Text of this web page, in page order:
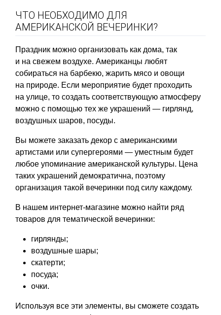
ЧТО НЕОБХОДИМО ДЛЯ
АМЕРИКАНСКОЙ ВЕЧЕРИНКИ?
Праздник можно организовать как дома, так
и на свежем воздухе. Американцы любят
собираться на барбекю, жарить мясо и овощи
на природе. Если мероприятие будет проходить
на улице, то создать соответствующую атмосферу
можно с помощью тех же украшений — гирлянд,
воздушных шаров, посуды.
Вы можете заказать декор с американскими
артистами или супергероями — уместным будет
любое упоминание американской культуры. Цена
таких украшений демократична, поэтому
организация такой вечеринки под силу каждому.
В нашем интернет-магазине можно найти ряд
товаров для тематической вечеринки:
гирлянды;
воздушные шары;
скатерти;
посуда;
очки.
Используя все эти элементы, вы сможете создать